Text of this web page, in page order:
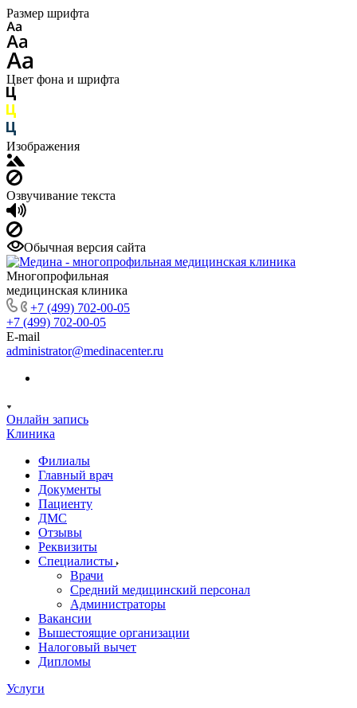
Размер шрифта
Цвет фона и шрифта
Изображения
Озвучивание текста
Обычная версия сайта
Многопрофильная
медицинская клиника
+7 (499) 702-00-05
+7 (499) 702-00-05
E-mail
administrator@medinacenter.ru
Онлайн запись
Клиника
Филиалы
Главный врач
Документы
Пациенту
ДМС
Отзывы
Реквизиты
Специалисты
Врачи
Средний медицинский персонал
Администраторы
Вакансии
Вышестоящие организации
Налоговый вычет
Дипломы
Услуги